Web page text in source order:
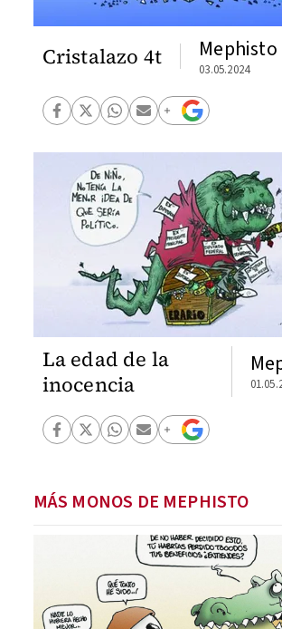
Cristalazo 4t Mephisto
03.05.2024
La edad de la
inocencia
MÁS MONOS DE MEPHISTO